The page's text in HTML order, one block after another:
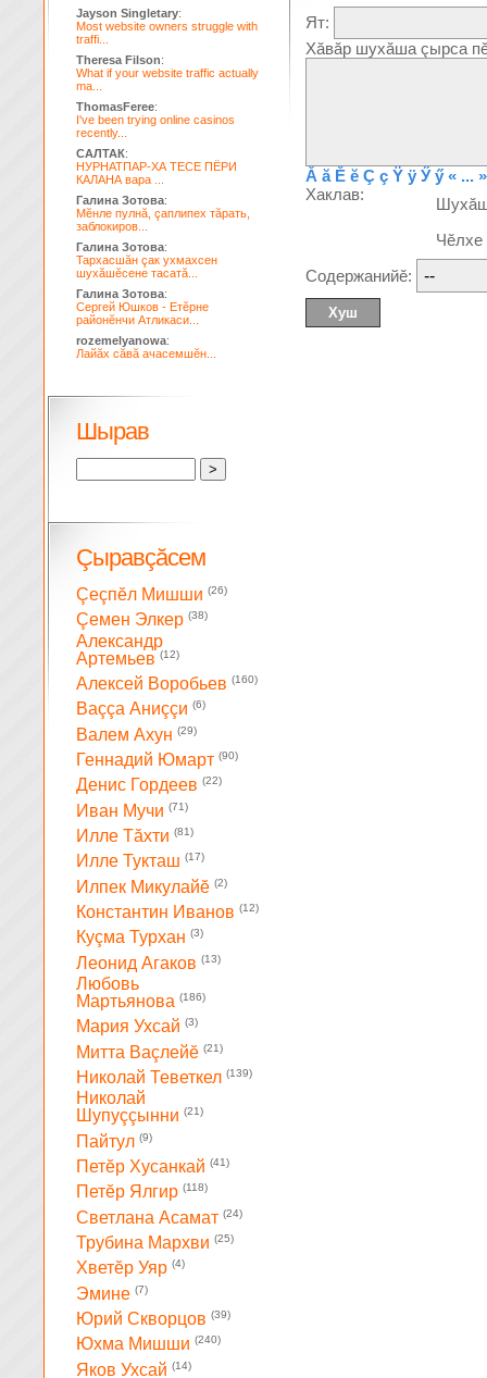
Ят:
Хăвăр шухăша çырса
Ă ă Ĕ ĕ Ç ç Ÿ ÿ Ӳ ӳ « ... »
Хаклав:
Содержанийĕ:
Jayson Singletary:
Most website owners struggle with
traffi...
Theresa Filson:
What if your website traffic actually
ma...
ThomasFeree:
I've been trying online casinos
recently...
САЛТАК:
НУРНАТПАР-ХА ТЕСЕ ПЁРИ
КАЛАНА вара ...
Галина Зотова:
Мĕнле пулнă, çаплипех тăрать,
заблокиров...
Галина Зотова:
Тархасшăн çак ухмахсен
шухăшĕсене тасатă...
Галина Зотова:
Сергей Юшков - Етĕрне
районĕнчи Атликаси...
rozemelyanowa:
Лайăх сăвă ачасемшĕн...
Шырав
Çыравçăсем
Çеçпĕл Мишши (26)
Çемен Элкер (38)
Александр
Артемьев (12)
Алексей Воробьев (160)
Ваççа Аниççи (6)
Валем Ахун (29)
Геннадий Юмарт (90)
Денис Гордеев (22)
Иван Мучи (71)
Илле Тăхти (81)
Илле Тукташ (17)
Илпек Микулайĕ (2)
Константин Иванов (12)
Куçма Турхан (3)
Леонид Агаков (13)
Любовь
Мартьянова (186)
Мария Ухсай (3)
Митта Ваçлейĕ (21)
Николай Теветкел (139)
Николай
Шупуççынни (21)
Пайтул (9)
Петĕр Хусанкай (41)
Петĕр Ялгир (118)
Светлана Асамат (24)
Трубина Мархви (25)
Хветĕр Уяр (4)
Эмине (7)
Юрий Скворцов (39)
Юхма Мишши (240)
Яков Ухсай (14)